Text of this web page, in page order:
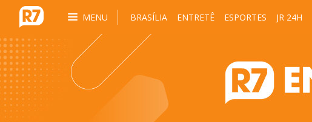
MENU BRASÍLIA ENTRETÊ ESPORTES JR 24H